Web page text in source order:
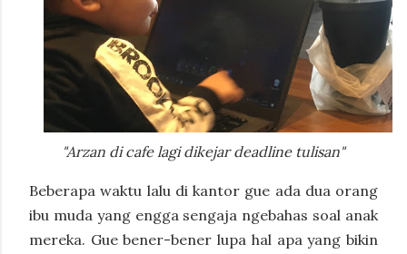
"Arzan di cafe lagi dikejar deadline tulisan"
Beberapa waktu lalu di kantor gue ada dua orang
ibu muda yang engga sengaja ngebahas soal anak
mereka. Gue bener-bener lupa hal apa yang bikin